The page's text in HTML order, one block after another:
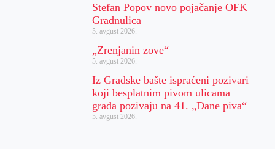
Stefan Popov novo pojačanje OFK
Gradnulica
5. avgust 2026.
„Zrenjanin zove“
5. avgust 2026.
Iz Gradske bašte ispraćeni pozivari
koji besplatnim pivom ulicama
grada pozivaju na 41. „Dane piva“
5. avgust 2026.